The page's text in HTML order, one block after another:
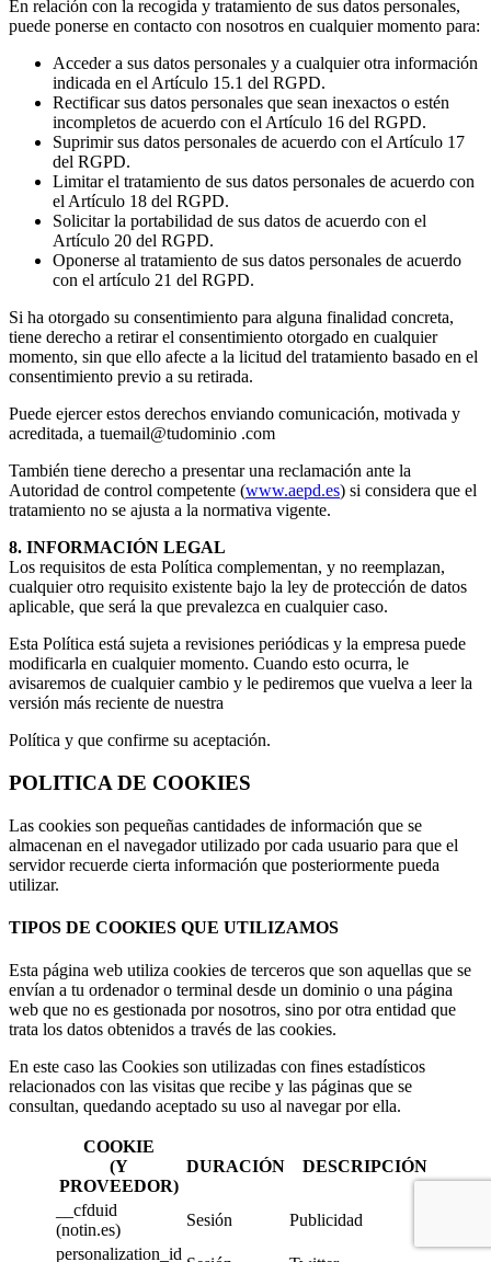
En relación con la recogida y tratamiento de sus datos personales,
puede ponerse en contacto con nosotros en cualquier momento para:
Acceder a sus datos personales y a cualquier otra información
indicada en el Artículo 15.1 del RGPD.
Rectificar sus datos personales que sean inexactos o estén
incompletos de acuerdo con el Artículo 16 del RGPD.
Suprimir sus datos personales de acuerdo con el Artículo 17
del RGPD.
Limitar el tratamiento de sus datos personales de acuerdo con
el Artículo 18 del RGPD.
Solicitar la portabilidad de sus datos de acuerdo con el
Artículo 20 del RGPD.
Oponerse al tratamiento de sus datos personales de acuerdo
con el artículo 21 del RGPD.
Si ha otorgado su consentimiento para alguna finalidad concreta,
tiene derecho a retirar el consentimiento otorgado en cualquier
momento, sin que ello afecte a la licitud del tratamiento basado en el
consentimiento previo a su retirada.
Puede ejercer estos derechos enviando comunicación, motivada y
acreditada, a tuemail@tudominio .com
También tiene derecho a presentar una reclamación ante la
Autoridad de control competente (www.aepd.es) si considera que el
tratamiento no se ajusta a la normativa vigente.
8. INFORMACIÓN LEGAL
Los requisitos de esta Política complementan, y no reemplazan,
cualquier otro requisito existente bajo la ley de protección de datos
aplicable, que será la que prevalezca en cualquier caso.
Esta Política está sujeta a revisiones periódicas y la empresa puede
modificarla en cualquier momento. Cuando esto ocurra, le
avisaremos de cualquier cambio y le pediremos que vuelva a leer la
versión más reciente de nuestra
Política y que confirme su aceptación.
POLITICA DE COOKIES
Las cookies son pequeñas cantidades de información que se
almacenan en el navegador utilizado por cada usuario para que el
servidor recuerde cierta información que posteriormente pueda
utilizar.
TIPOS DE COOKIES QUE UTILIZAMOS
Esta página web utiliza cookies de terceros que son aquellas que se
envían a tu ordenador o terminal desde un dominio o una página
web que no es gestionada por nosotros, sino por otra entidad que
trata los datos obtenidos a través de las cookies.
En este caso las Cookies son utilizadas con fines estadísticos
relacionados con las visitas que recibe y las páginas que se
consultan, quedando aceptado su uso al navegar por ella.
COOKIE
(Y
PROVEEDOR)
DURACIÓN DESCRIPCIÓN
__cfduid
(notin.es)
Sesión
Publicidad
personalization_id